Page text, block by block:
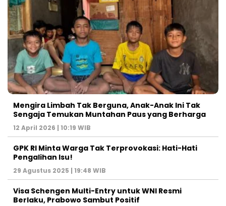
Mengira Limbah Tak Berguna, Anak-Anak Ini Tak
Sengaja Temukan Muntahan Paus yang Berharga
12 April 2026 | 10:19 WIB
GPK RI Minta Warga Tak Terprovokasi: Hati-Hati
Pengalihan Isu!
29 Agustus 2025 | 19:48 WIB
Visa Schengen Multi-Entry untuk WNI Resmi
Berlaku, Prabowo Sambut Positif